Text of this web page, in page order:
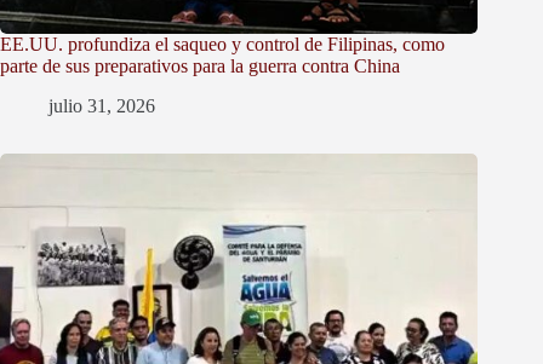
EE.UU. profundiza el saqueo y control de Filipinas, como
parte de sus preparativos para la guerra contra China
julio 31, 2026